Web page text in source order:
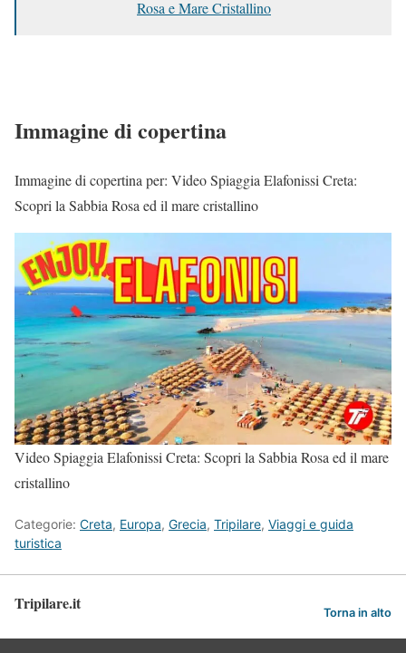
Rosa e Mare Cristallino
Immagine di copertina
Immagine di copertina per: Video Spiaggia Elafonissi Creta:
Scopri la Sabbia Rosa ed il mare cristallino
Video Spiaggia Elafonissi Creta: Scopri la Sabbia Rosa ed il mare
cristallino
Categorie: Creta, Europa, Grecia, Tripilare, Viaggi e guida
turistica
Tripilare.it Torna in alto